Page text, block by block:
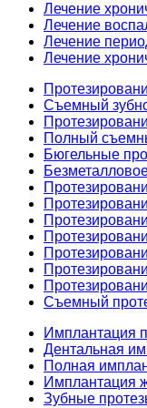
Лечение
Лечение
Лечение
Лечение
Съемный
Полный
Бюгельные
Съемный
Имплантация
Дентальная
Полная
Имплантация
Зубные